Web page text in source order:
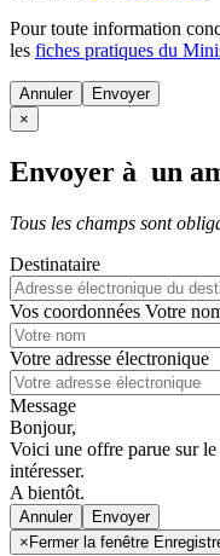
Pour toute information
les fiches pratiques du
Annuler
×
Envoyer à un
Tous les champs sont
Destinataire
Vos coordonnées Votre
Votre adresse électronique
Message
Bonjour,
Voici une offre parue sur
intéresser.
A bientôt.
Annuler
× Fermer la fenêtre